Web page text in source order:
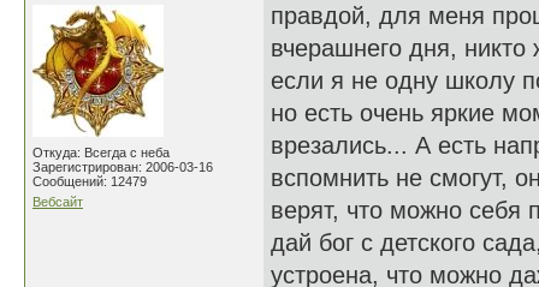
Откуда: Всегда с неба
Зарегистрирован: 2006-03-16
Сообщений: 12479
Вебсайт
правдой, для меня
вчерашнего дня,
если я не одну школу
но есть очень яркие
врезались... А есть
вспомнить не смогут,
верят, что можно себя
дай бог с детского
устроена, что можно